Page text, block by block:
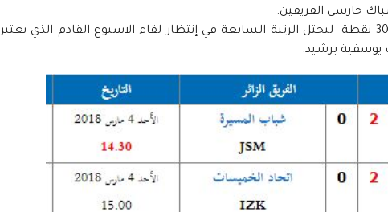
حارسي الفريقين.
نتيجة اليوم رفعت رصيد شباب بنجرير ل 30 نقطة ليحتل الرتبة السابعة في إنتظار لقاء الاسبوع القادم الذي يعتبر